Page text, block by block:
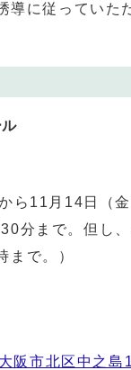
導に従っていた
ら11月14日（
分まで。但し
まで。）
大阪市北区中之島